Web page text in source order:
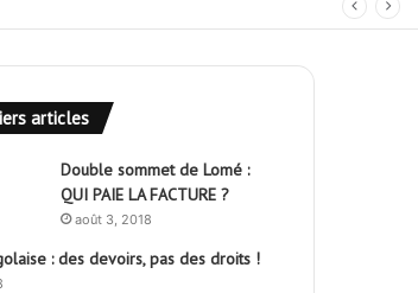
(barre
articles
Double sommet de Lomé :
QUI PAIE LA FACTURE ?
août 3, 2018
: des devoirs, pas des droits !